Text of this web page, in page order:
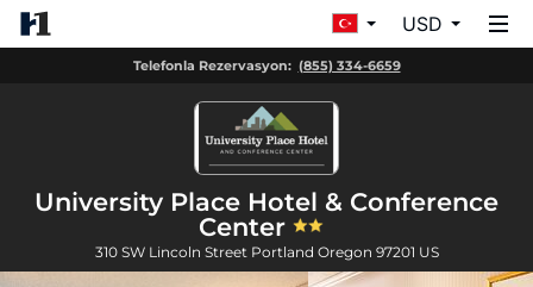
USD
Telefonla Rezervasyon: (855) 334-6659
University Place Hotel & Conference
Center
310 SW Lincoln Street Portland Oregon 97201 US